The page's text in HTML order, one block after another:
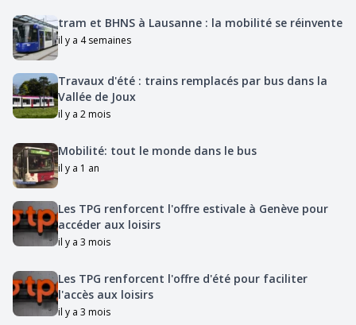
tram et BHNS à Lausanne : la mobilité se réinvente
il y a 4 semaines
Travaux d'été : trains remplacés par bus dans la
Vallée de Joux
il y a 2 mois
Mobilité: tout le monde dans le bus
il y a 1 an
Les TPG renforcent l'offre estivale à Genève pour
accéder aux loisirs
il y a 3 mois
Les TPG renforcent l'offre d'été pour faciliter
l'accès aux loisirs
il y a 3 mois